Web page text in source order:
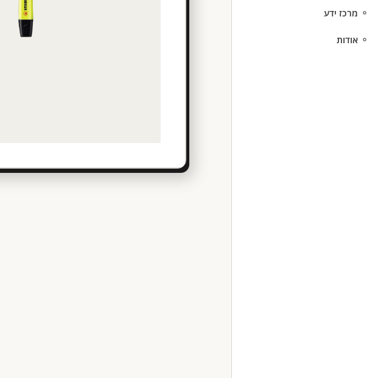
מרכז ידע
אודות